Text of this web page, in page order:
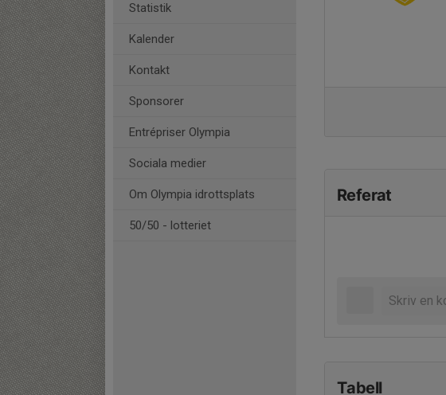
Statistik
Kalender
Kontakt
Sponsorer
Entrépriser Olympia
Sociala medier
Om Olympia idrottsplats
50/50 - lotteriet
Referat
Tabell